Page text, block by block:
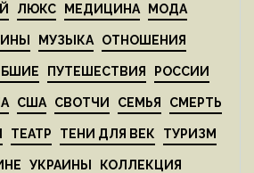
ЛЮКС МЕДИЦИНА МОДА
МУЗЫКА ОТНОШЕНИЯ
ПУТЕШЕСТВИЯ РОССИИ
США СВОТЧИ СЕМЬЯ СМЕРТЬ
ТЕАТР ТЕНИ ДЛЯ ВЕК ТУРИЗМ
УКРАИНЫ КОЛЛЕКЦИЯ